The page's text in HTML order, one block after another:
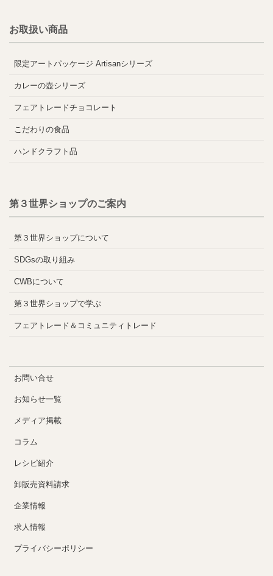
お取扱い商品
限定アートパッケージ Artisanシリーズ
カレーの壺シリーズ
フェアトレードチョコレート
こだわりの食品
ハンドクラフト品
第３世界ショップのご案内
第３世界ショップについて
SDGsの取り組み
CWBについて
第３世界ショップで学ぶ
フェアトレード＆コミュニティトレード
お問い合せ
お知らせ一覧
メディア掲載
コラム
レシピ紹介
卸販売資料請求
企業情報
求人情報
プライバシーポリシー